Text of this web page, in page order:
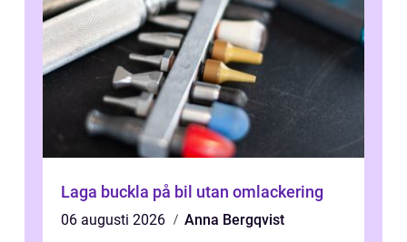
Laga buckla på bil utan omlackering
06 augusti 2026
Anna Bergqvist